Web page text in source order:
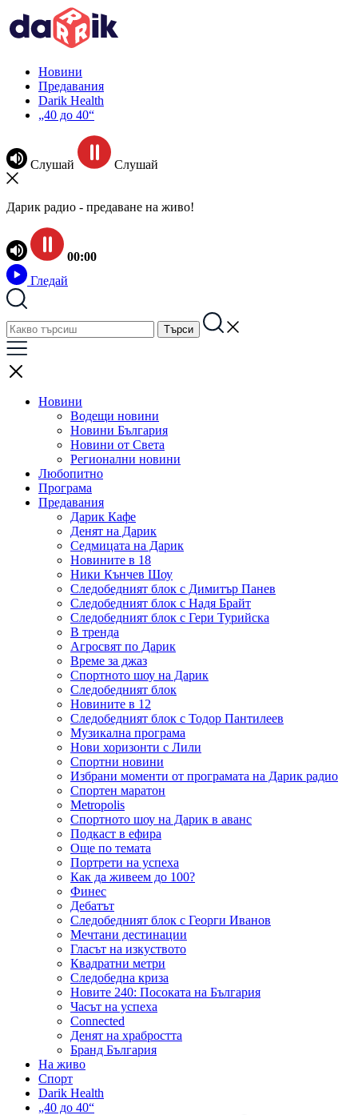
Новини
Предавания
Darik Health
„40 до 40“
Слушай Слушай
Дарик радио - предаване на живо!
00:00
Гледай
Новини
Водещи новини
Новини България
Новини от Света
Регионални новини
Любопитно
Програма
Предавания
Дарик Кафе
Денят на Дарик
Седмицата на Дарик
Новините в 18
Ники Кънчев Шоу
Следобедният блок с Димитър Панев
Следобедният блок с Надя Брайт
Следобедният блок с Гери Турийска
В тренда
Агросвят по Дарик
Време за джаз
Спортното шоу на Дарик
Следобедният блок
Новините в 12
Следобедният блок с Тодор Пантилеев
Музикална програма
Нови хоризонти с Лили
Спортни новини
Избрани моменти от програмата на Дарик радио
Спортен маратон
Metropolis
Спортното шоу на Дарик в аванс
Подкаст в ефира
Още по темата
Портрети на успеха
Как да живеем до 100?
Финес
Дебатът
Следобедният блок с Георги Иванов
Мечтани дестинации
Гласът на изкуството
Квадратни метри
Следобедна криза
Новите 240: Посоката на България
Часът на успеха
Connected
Денят на храбростта
Бранд България
На живо
Спорт
Darik Health
„40 до 40“